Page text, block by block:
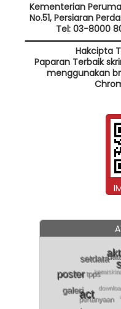
Kementerian
No.51, Persiaran
Tel: 03-8000
Hakcipta
Paparan Terbaik
menggunakan